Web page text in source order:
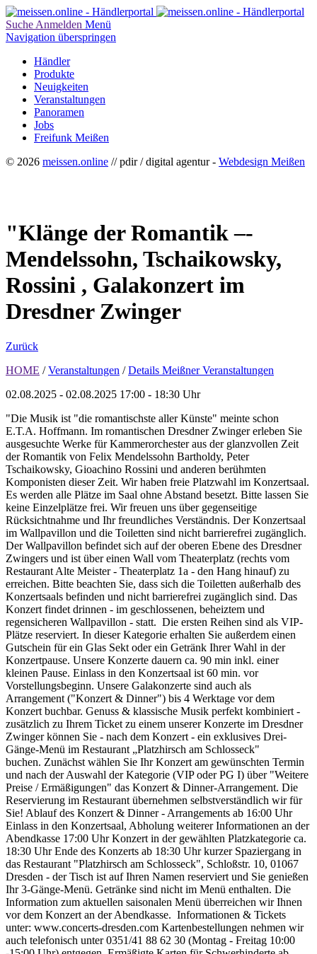
Suche Anmelden Menü
Navigation überspringen
Händler
Produkte
Neuigkeiten
Veranstaltungen
Panoramen
Jobs
Freifunk Meißen
© 2026 meissen.online // pdir / digital agentur - Webdesign Meißen
"Klänge der Romantik –-
Mendelssohn, Tschaikowsky,
Rossini , Galakonzert im
Dresdner Zwinger
Zurück
HOME / Veranstaltungen / Details Meißner Veranstaltungen
02.08.2025 - 02.08.2025 17:00 - 18:30 Uhr
"Die Musik ist "die romantischste aller Künste" meinte schon
E.T.A. Hoffmann. Im romantischen Dresdner Zwinger erleben Sie
ausgesuchte Werke für Kammerorchester aus der glanzvollen Zeit
der Romantik von Felix Mendelssohn Bartholdy, Peter
Tschaikowsky, Gioachino Rossini und anderen berühmten
Komponisten dieser Zeit. Wir haben freie Platzwahl im Konzertsaal.
Es werden alle Plätze im Saal ohne Abstand besetzt. Bitte lassen Sie
keine Einzelplätze frei. Wir freuen uns über gegenseitige
Rücksichtnahme und Ihr freundliches Verständnis. Der Konzertsaal
im Wallpavillon und die Toiletten sind nicht barrierefrei zugänglich.
Der Wallpavillon befindet sich auf der oberen Ebene des Dresdner
Zwingers und ist über einen Wall vom Theaterplatz (rechts vom
Restaurant Alte Meister - Theaterplatz 1a - den Hang hinauf) zu
erreichen. Bitte beachten Sie, dass sich die Toiletten außerhalb des
Konzertsaals befinden und nicht barrierefrei zugänglich sind. Das
Konzert findet drinnen - im geschlossenen, beheiztem und
regensicheren Wallpavillon - statt. Die ersten Reihen sind als VIP-
Plätze reserviert. In dieser Kategorie erhalten Sie außerdem einen
Gutschein für ein Glas Sekt oder ein Getränk Ihrer Wahl in der
Konzertpause. Unsere Konzerte dauern ca. 90 min inkl. einer
kleinen Pause. Einlass in den Konzertsaal ist 60 min. vor
Vorstellungsbeginn. Unsere Galakonzerte sind auch als
Arrangement ("Konzert & Dinner") bis 4 Werktage vor dem
Konzert buchbar. Genuss & klassische Musik perfekt kombiniert -
zusätzlich zu Ihrem Ticket zu einem unserer Konzerte im Dresdner
Zwinger können Sie - nach dem Konzert - ein exklusives Drei-
Gänge-Menü im Restaurant „Platzhirsch am Schlosseck"
buchen. Zunächst wählen Sie Ihr Konzert am gewünschten Termin
und nach der Auswahl der Kategorie (VIP oder PG I) über "Weitere
Preise / Ermäßigungen" das Konzert & Dinner-Arrangement. Die
Reservierung im Restaurant übernehmen selbstverständlich wir für
Sie! Ablauf des Konzert & Dinner - Arrangements ab 16:00 Uhr
Einlass in den Konzertsaal, Abholung weiterer Informationen an der
Abendkasse 17:00 Uhr Konzert in der gewählten Platzkategorie ca.
18:30 Uhr Ende des Konzerts ab 18:30 Uhr kurzer Spaziergang in
das Restaurant "Platzhirsch am Schlosseck", Schloßstr. 10, 01067
Dresden - der Tisch ist auf Ihren Namen reserviert und Sie genießen
Ihr 3-Gänge-Menü. Getränke sind nicht im Menü enthalten. Die
Information zum aktuellen saisonalen Menü überreichen wir Ihnen
vor dem Konzert an der Abendkasse. Informationen & Tickets
unter: www.concerts-dresden.com Kartenbestellungen nehmen wir
auch telefonisch unter 0351/41 88 62 30 (Montag - Freitag 10:00